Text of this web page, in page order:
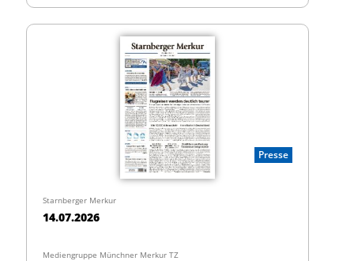
Presse
Starnberger Merkur
14.07.2026
Mediengruppe Münchner Merkur TZ